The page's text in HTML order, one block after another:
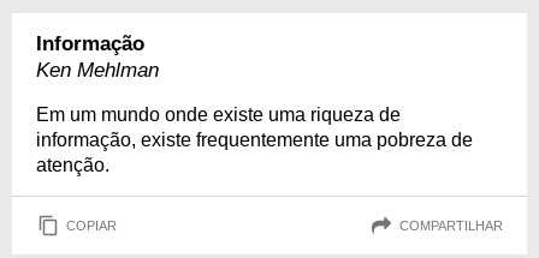
Informação
Ken Mehlman
Em um mundo onde existe uma riqueza de
informação, existe frequentemente uma pobreza de
atenção.
COPIAR COMPARTILHAR